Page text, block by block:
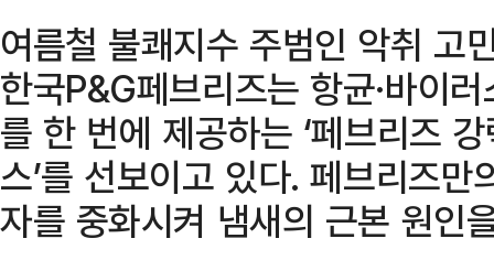
여름철 불쾌지수 주범인 악취 고
한국P&G페브리즈는 항균·바이
를 한 번에 제공하는 ‘페브리즈
스’를 선보이고 있다. 페브리즈
자를 중화시켜 냄새의 근본 원인